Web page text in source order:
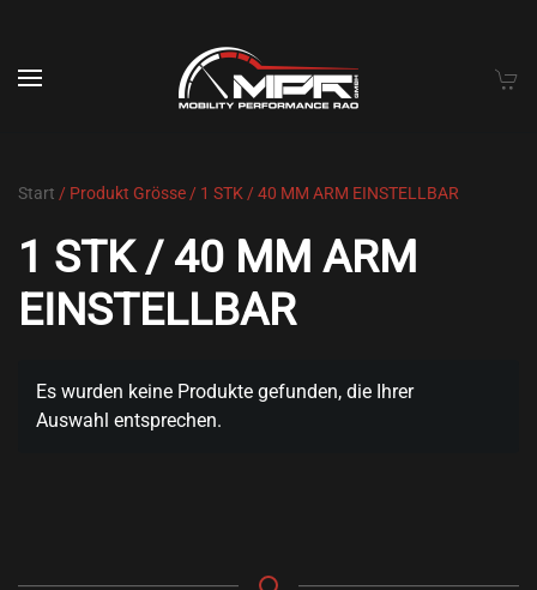
Skip to main content
Start / Produkt Grösse / 1 STK / 40 MM ARM EINSTELLBAR
1 STK / 40 MM ARM
EINSTELLBAR
Es wurden keine Produkte gefunden, die Ihrer
Auswahl entsprechen.